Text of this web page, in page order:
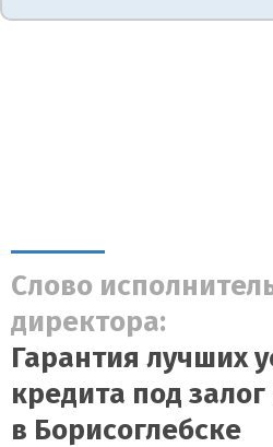
Слово
директора:
Гарантия лучших
кредита под
в Борисоглебске